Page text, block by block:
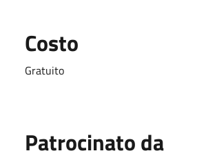
Costo
Gratuito
Patrocinato da